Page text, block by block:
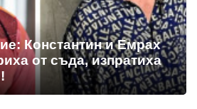
Константин и Емрах
от съда, изпратиха